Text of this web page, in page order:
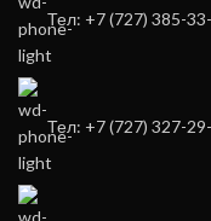
Тел: +7 (727) 385-
Тел: +7 (727) 327-